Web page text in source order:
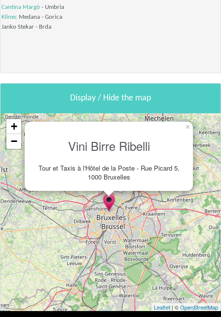
Cantina Margò - Umbria
Klinec Medana - Gorica
Janko Stekar - Brda
Display / Hide the map
Vini Birre Ribelli
Tour et Taxis à l'Hôtel de la Poste - Rue Picard 5,
1000 Bruxelles
×
+
−
Leaflet | ©OpenStreetMap